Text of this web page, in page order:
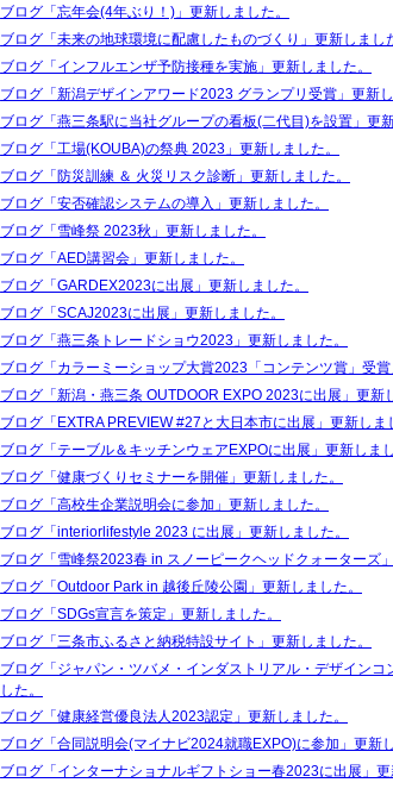
ブログ「忘年会(4年ぶり！)」更新しました。
ブログ「未来の地球環境に配慮したものづくり」更新しまし
ブログ「インフルエンザ予防接種を実施」更新しました。
ブログ「新潟デザインアワード2023 グランプリ受賞」更新し
ブログ「燕三条駅に当社グループの看板(二代目)を設置」更新
ブログ「工場(KOUBA)の祭典 2023」更新しました。
ブログ「防災訓練 ＆ 火災リスク診断」更新しました。
ブログ「安否確認システムの導入」更新しました。
ブログ「雪峰祭 2023秋」更新しました。
ブログ「AED講習会」更新しました。
ブログ「GARDEX2023に出展」更新しました。
ブログ「SCAJ2023に出展」更新しました。
ブログ「燕三条トレードショウ2023」更新しました。
ブログ「カラーミーショップ大賞2023「コンテンツ賞」受賞
ブログ「新潟・燕三条 OUTDOOR EXPO 2023に出展」更新
ブログ「EXTRA PREVIEW #27と大日本市に出展」更新しま
ブログ「テーブル＆キッチンウェアEXPOに出展」更新しまし
ブログ「健康づくりセミナーを開催」更新しました。
ブログ「高校生企業説明会に参加」更新しました。
ブログ「interiorlifestyle 2023 に出展」更新しました。
ブログ「雪峰祭2023春 in スノーピークヘッドクォーターズ
ブログ「Outdoor Park in 越後丘陵公園」更新しました。
ブログ「SDGs宣言を策定」更新しました。
ブログ「三条市ふるさと納税特設サイト」更新しました。
ブログ「ジャパン・ツバメ・インダストリアル・デザイン
した。
ブログ「健康経営優良法人2023認定」更新しました。
ブログ「合同説明会(マイナビ2024就職EXPO)に参加」更新し
ブログ「インターナショナルギフトショー春2023に出展」更